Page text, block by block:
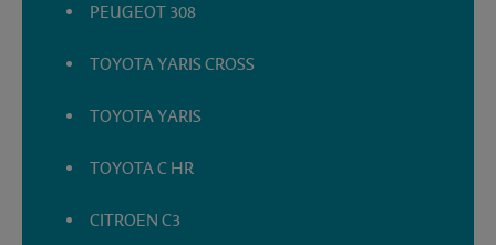
PEUGEOT 308
TOYOTA YARIS CROSS
TOYOTA YARIS
TOYOTA C HR
CITROEN C3